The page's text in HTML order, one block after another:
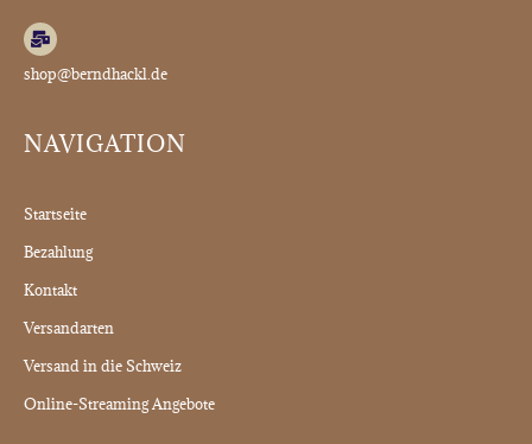
shop@berndhackl.de
NAVIGATION
Startseite
Bezahlung
Kontakt
Versandarten
Versand in die Schweiz
Online-Streaming Angebote